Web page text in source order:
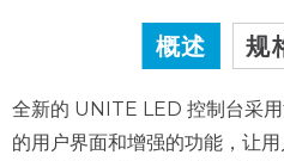
概述 规
全新的 UNITE LED 控制台采
的用户界面和增强的功能，让